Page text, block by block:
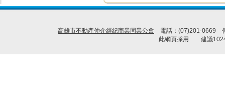
高雄市不動產仲介經紀商業同業公會 電話：(07)201-0669
此網頁採用 建議